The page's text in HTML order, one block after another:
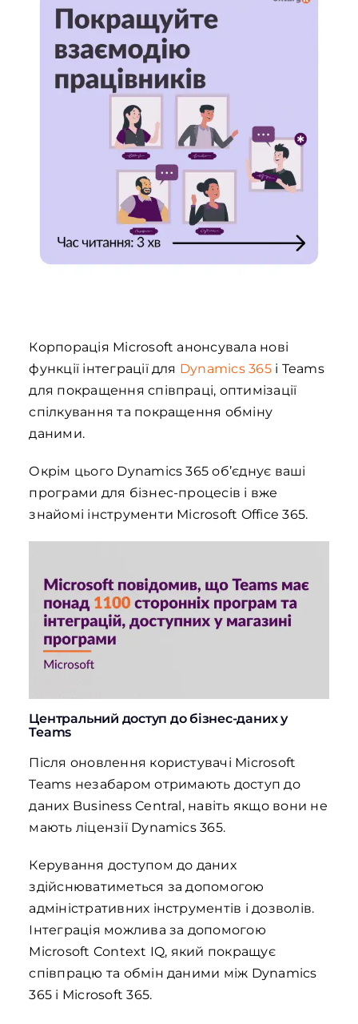
Корпорація Microsoft анонсувала нові
функції інтеграції для Dynamics 365і Teams
для покращення співпраці, оптимізації
спілкування та покращення обміну
даними.
Окрім цього Dynamics 365 об’єднує ваші
програми для бізнес-процесів і вже
знайомі інструменти Microsoft Office 365.
Центральний доступ до бізнес-даних у
Teams
Після оновлення користувачі Microsoft
Teams незабаром отримають доступ до
даних Business Central, навіть якщо вони не
мають ліцензії Dynamics 365.
Керування доступом до даних
здійснюватиметься за допомогою
адміністративних інструментів і дозволів.
Інтеграція можлива за допомогою
Microsoft Context IQ, який покращує
співпрацю та обмін даними між Dynamics
365 і Microsoft 365.